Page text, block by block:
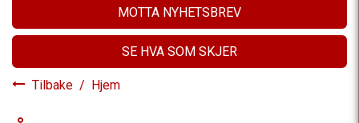
MOTTA NYHETSBREV
SE HVA SOM SKJER
Tilbake / Hjem